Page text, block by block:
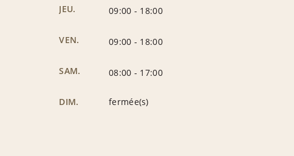
JEU. 09:00 - 18:00
VEN. 09:00 - 18:00
SAM. 08:00 - 17:00
DIM. fermée(s)